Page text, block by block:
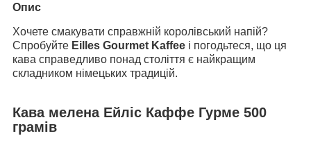
Опис
Хочете смакувати справжній королівський напій?
Спробуйте Eilles Gourmet Kaffee і погодьтеся, що ця
кава справедливо понад століття є найкращим
складником німецьких традицій.
Кава мелена Ейліс Каффе Гурме 500
грамів